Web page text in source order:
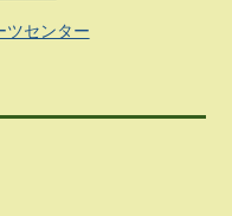
ツセンター